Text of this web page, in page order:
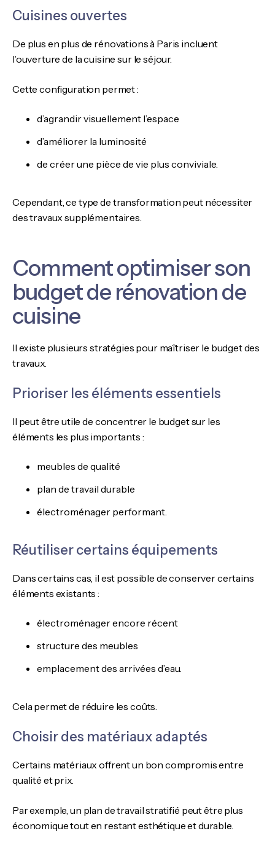
Cuisines ouvertes
De plus en plus de rénovations à Paris incluent
l’ouverture de la cuisine sur le séjour.
Cette configuration permet :
d’agrandir visuellement l’espace
d’améliorer la luminosité
de créer une pièce de vie plus conviviale.
Cependant, ce type de transformation peut nécessiter
des travaux supplémentaires.
Comment optimiser son
budget de rénovation de
cuisine
Il existe plusieurs stratégies pour maîtriser le budget des
travaux.
Prioriser les éléments essentiels
Il peut être utile de concentrer le budget sur les
éléments les plus importants :
meubles de qualité
plan de travail durable
électroménager performant.
Réutiliser certains équipements
Dans certains cas, il est possible de conserver certains
éléments existants :
électroménager encore récent
structure des meubles
emplacement des arrivées d’eau.
Cela permet de réduire les coûts.
Choisir des matériaux adaptés
Certains matériaux offrent un bon compromis entre
qualité et prix.
Par exemple, un plan de travail stratifié peut être plus
économique tout en restant esthétique et durable.